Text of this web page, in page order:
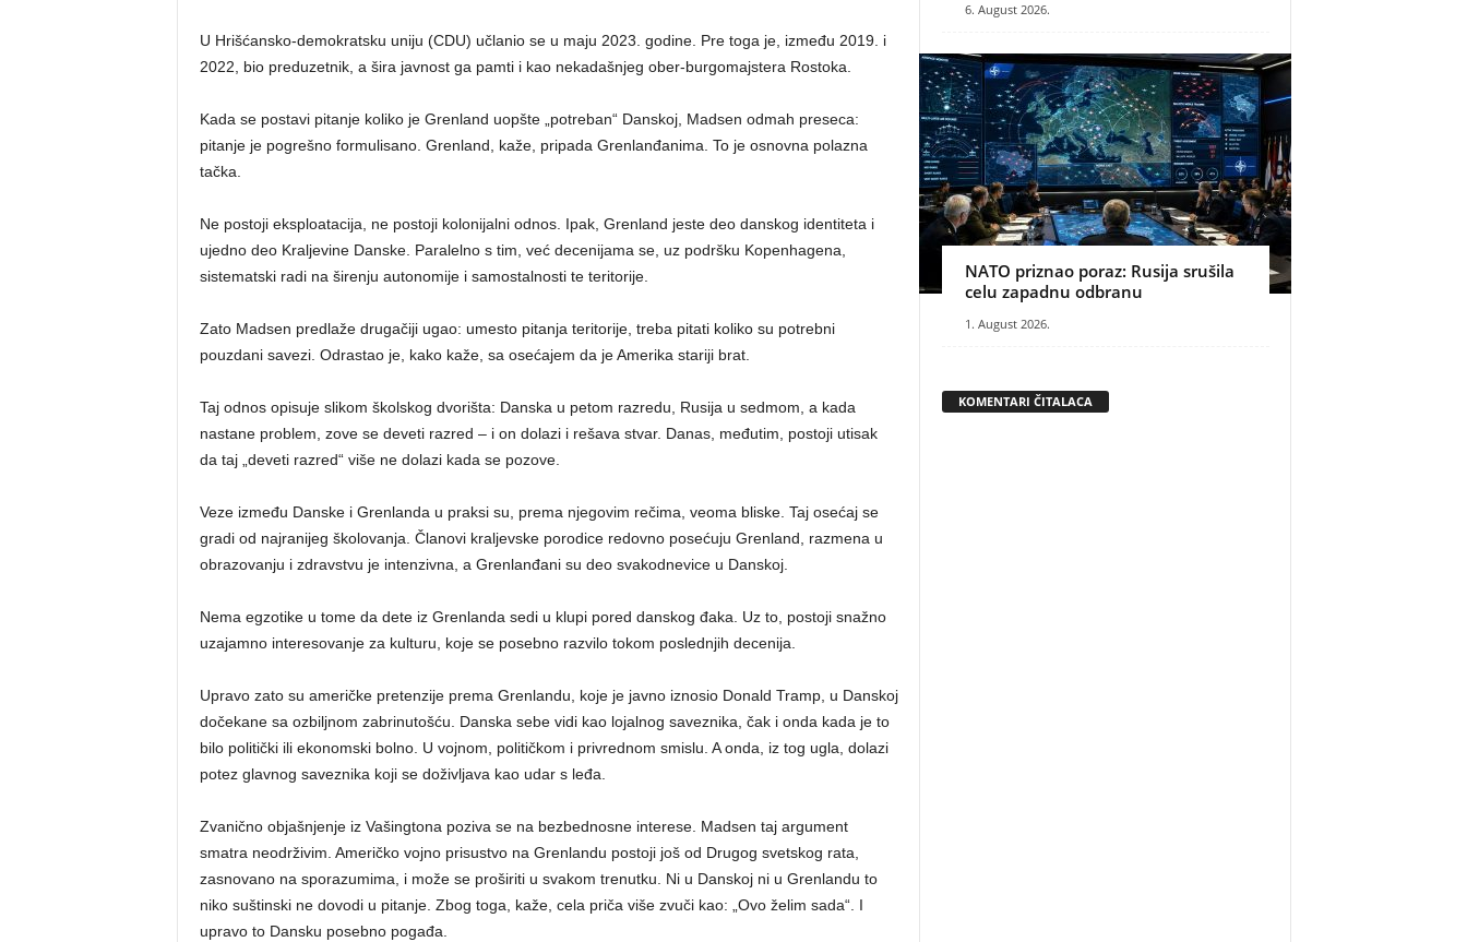
U Hrišćansko-demokratsku uniju (CDU) učlanio se u maju 2023. godine. Pre toga je, između 2019. i
2022, bio preduzetnik, a šira javnost ga pamti i kao nekadašnjeg ober-burgomajstera Rostoka.
Kada se postavi pitanje koliko je Grenland uopšte „potreban“ Danskoj, Madsen odmah preseca:
pitanje je pogrešno formulisano. Grenland, kaže, pripada Grenlanđanima. To je osnovna polazna
tačka.
Ne postoji eksploatacija, ne postoji kolonijalni odnos. Ipak, Grenland jeste deo danskog identiteta i
ujedno deo Kraljevine Danske. Paralelno s tim, već decenijama se, uz podršku Kopenhagena,
sistematski radi na širenju autonomije i samostalnosti te teritorije.
Zato Madsen predlaže drugačiji ugao: umesto pitanja teritorije, treba pitati koliko su potrebni
pouzdani savezi. Odrastao je, kako kaže, sa osećajem da je Amerika stariji brat.
Taj odnos opisuje slikom školskog dvorišta: Danska u petom razredu, Rusija u sedmom, a kada
nastane problem, zove se deveti razred – i on dolazi i rešava stvar. Danas, međutim, postoji utisak
da taj „deveti razred“ više ne dolazi kada se pozove.
Veze između Danske i Grenlanda u praksi su, prema njegovim rečima, veoma bliske. Taj osećaj se
gradi od najranijeg školovanja. Članovi kraljevske porodice redovno posećuju Grenland, razmena u
obrazovanju i zdravstvu je intenzivna, a Grenlanđani su deo svakodnevice u Danskoj.
Nema egzotike u tome da dete iz Grenlanda sedi u klupi pored danskog đaka. Uz to, postoji snažno
uzajamno interesovanje za kulturu, koje se posebno razvilo tokom poslednjih decenija.
Upravo zato su američke pretenzije prema Grenlandu, koje je javno iznosio Donald Tramp, u Danskoj
dočekane sa ozbiljnom zabrinutošću. Danska sebe vidi kao lojalnog saveznika, čak i onda kada je to
bilo politički ili ekonomski bolno. U vojnom, političkom i privrednom smislu. A onda, iz tog ugla, dolazi
potez glavnog saveznika koji se doživljava kao udar s leđa.
Zvanično objašnjenje iz Vašingtona poziva se na bezbednosne interese. Madsen taj argument
smatra neodrživim. Američko vojno prisustvo na Grenlandu postoji još od Drugog svetskog rata,
zasnovano na sporazumima, i može se proširiti u svakom trenutku. Ni u Danskoj ni u Grenlandu to
niko suštinski ne dovodi u pitanje. Zbog toga, kaže, cela priča više zvuči kao: „Ovo želim sada“. I
upravo to Dansku posebno pogađa.
6. August 2026.
NATO priznao poraz: Rusija srušila
celu zapadnu odbranu
1. August 2026.
KOMENTARI ČITALACA